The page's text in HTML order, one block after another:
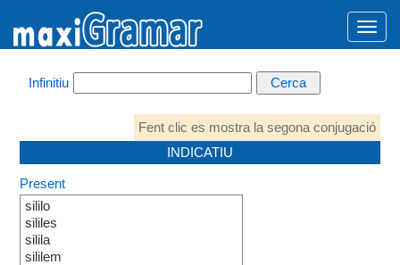
Infinitiu
Fent clic es mostra la segona conjugació
INDICATIU
Present
sililo
sililes
silila
sililem